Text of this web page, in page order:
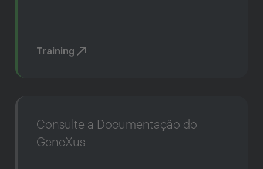
Training
Consulte a Documentação do
GeneXus